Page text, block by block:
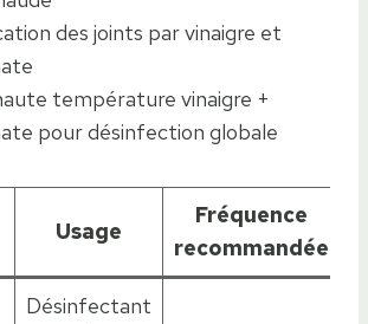
des joints par vinaigre et
température vinaigre +
pour désinfection globale
Usage
Fréquence
recommandée
Désinfectant